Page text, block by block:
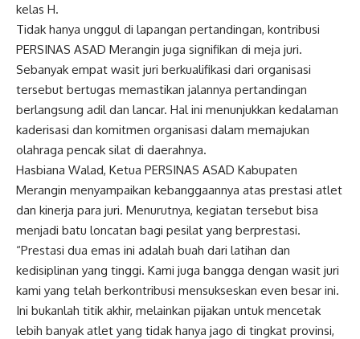
kelas H.
Tidak hanya unggul di lapangan pertandingan, kontribusi
PERSINAS ASAD Merangin juga signifikan di meja juri.
Sebanyak empat wasit juri berkualifikasi dari organisasi
tersebut bertugas memastikan jalannya pertandingan
berlangsung adil dan lancar. Hal ini menunjukkan kedalaman
kaderisasi dan komitmen organisasi dalam memajukan
olahraga pencak silat di daerahnya.
Hasbiana Walad, Ketua PERSINAS ASAD Kabupaten
Merangin menyampaikan kebanggaannya atas prestasi atlet
dan kinerja para juri. Menurutnya, kegiatan tersebut bisa
menjadi batu loncatan bagi pesilat yang berprestasi.
“Prestasi dua emas ini adalah buah dari latihan dan
kedisiplinan yang tinggi. Kami juga bangga dengan wasit juri
kami yang telah berkontribusi mensukseskan even besar ini.
Ini bukanlah titik akhir, melainkan pijakan untuk mencetak
lebih banyak atlet yang tidak hanya jago di tingkat provinsi,